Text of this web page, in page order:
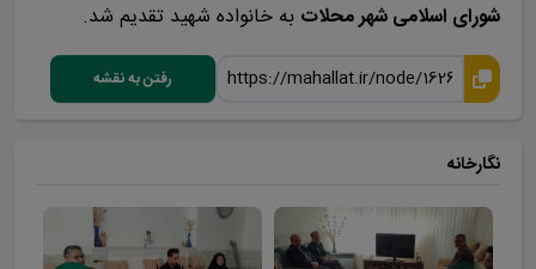
شورای اسلامی شهر محلات به خانواده شهید تقدیم شد.
رفتن به نقشه
نگارخانه